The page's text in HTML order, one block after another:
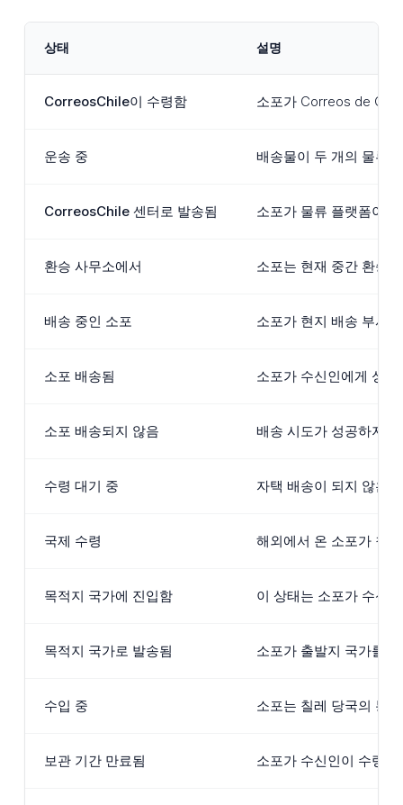
상태 설명
CorreosChile이 수령함 소포가 Correos de
운송 중 배송물이 두 개의 물류
CorreosChile 센터로 발송됨 소포가 물류 플랫폼이
환승 사무소에서 소포는 현재 중간 환승
배송 중인 소포 소포가 현지 배송 부서
소포 배송됨 소포가 수신인에게 성
소포 배송되지 않음 배송 시도가 성공하지
수령 대기 중 자택 배송이 되지 않은
국제 수령 해외에서 온 소포가 칠
목적지 국가에 진입함 이 상태는 소포가 수신
목적지 국가로 발송됨 소포가 출발지 국가를
수입 중 소포는 칠레 당국의 통
보관 기간 만료됨 소포가 수신인이 수령